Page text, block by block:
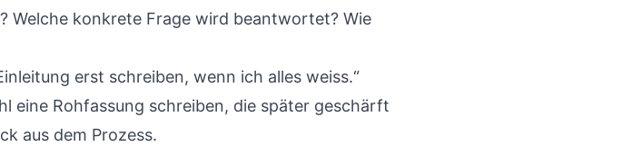
Welche konkrete Frage wird beantwortet? Wie
erst schreiben, wenn ich alles weiss.“
eine Rohfassung schreiben, die später geschärft
aus dem Prozess.